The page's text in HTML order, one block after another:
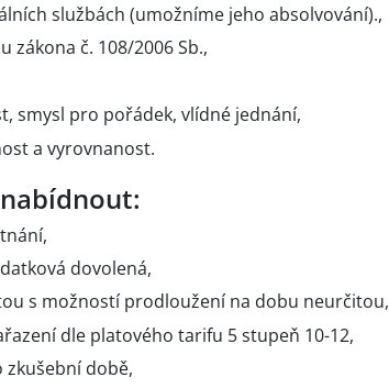
službách (umožníme jeho absolvování).,
zákona č. 108/2006 Sb.,
smysl pro pořádek, vlídné jednání,
a vyrovnanost.
dovolená,
s možností prodloužení na dobu neurčitou,
dle platového tarifu 5 stupeň 10-12,
době,